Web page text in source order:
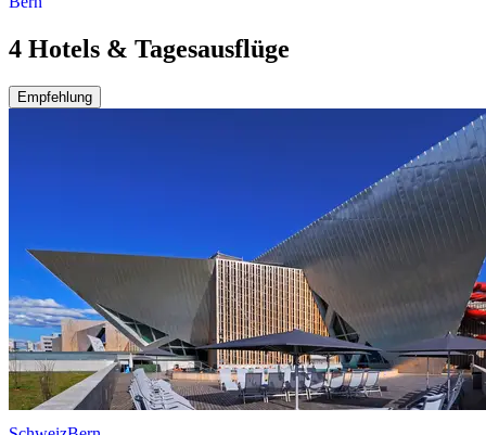
4 Hotels & Tagesausflüge
Empfehlung